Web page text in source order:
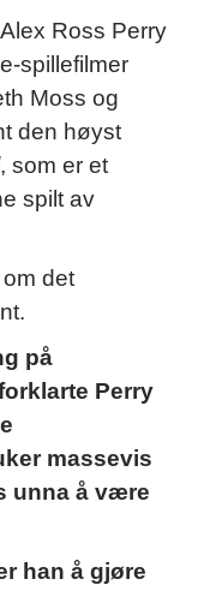
Ross Perry
spillefilmer
Moss og
den høyst
, som er et
spilt av
det
på
Perry
massevis
unna å være
han å gjøre